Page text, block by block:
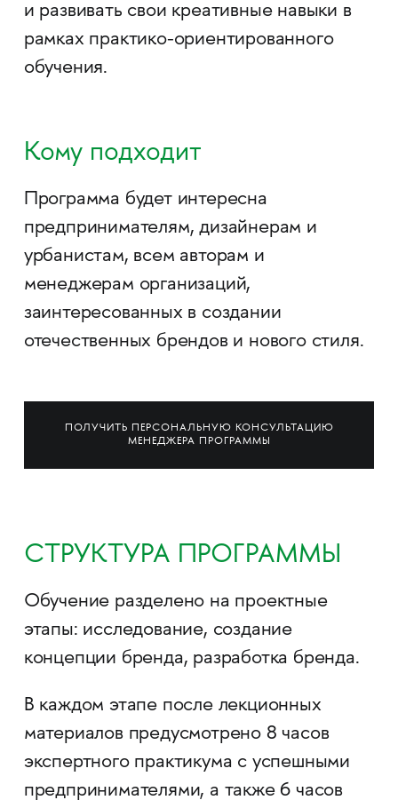
и развивать свои креативные навыки в
рамках практико-ориентированного
обучения.
Кому подходит
Программа будет интересна
предпринимателям, дизайнерам и
урбанистам, всем авторам и
менеджерам организаций,
заинтересованных в создании
отечественных брендов и нового стиля.
ПОЛУЧИТЬ ПЕРСОНАЛЬНУЮ КОНСУЛЬТАЦИЮ
МЕНЕДЖЕРА ПРОГРАММЫ
СТРУКТУРА ПРОГРАММЫ
Обучение разделено на проектные
этапы: исследование, создание
концепции бренда, разработка бренда.
В каждом этапе после лекционных
материалов предусмотрено 8 часов
экспертного практикума с успешными
предпринимателями, а также 6 часов